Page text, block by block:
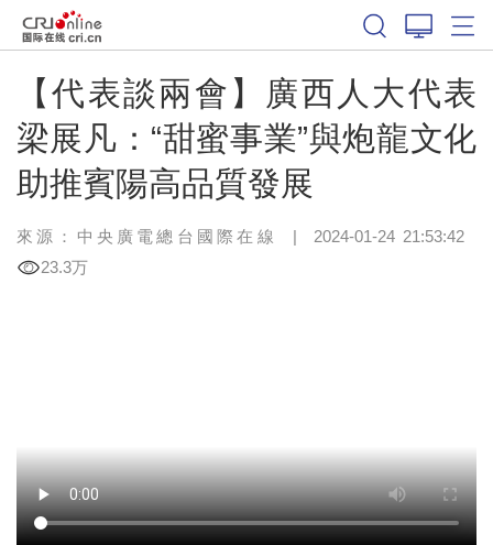
【代表談兩會】廣西人大代表
梁展凡：“甜蜜事業”與炮龍文化
助推賓陽高品質發展
來源：中央廣電總台國際在線 | 2024-01-24 21:53:42
23.3万